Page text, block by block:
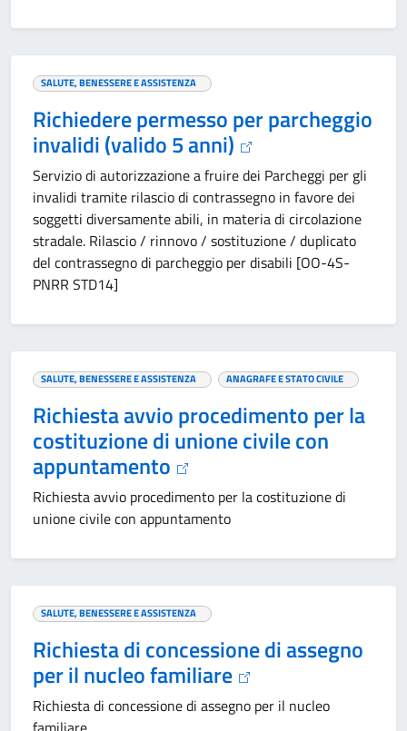
SALUTE, BENESSERE E ASSISTENZA
Richiedere permesso per parcheggio
invalidi (valido 5 anni)
Servizio di autorizzazione a fruire dei Parcheggi per gli
invalidi tramite rilascio di contrassegno in favore dei
soggetti diversamente abili, in materia di circolazione
stradale. Rilascio / rinnovo / sostituzione / duplicato
del contrassegno di parcheggio per disabili [OO-4S-
PNRR STD14]
SALUTE, BENESSERE E ASSISTENZA ANAGRAFE E STATO CIVILE
Richiesta avvio procedimento per la
costituzione di unione civile con
appuntamento
Richiesta avvio procedimento per la costituzione di
unione civile con appuntamento
SALUTE, BENESSERE E ASSISTENZA
Richiesta di concessione di assegno
per il nucleo familiare
Richiesta di concessione di assegno per il nucleo